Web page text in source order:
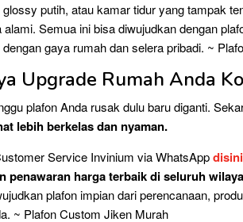
glossy putih, atau kamar tidur yang tampak
alami. Semua ini bisa diwujudkan dengan
gaya rumah dan selera pribadi. ~
Upgrade Rumah Anda
plafon Anda rusak dulu baru diganti.
lebih berkelas dan nyaman.
Service Invinium via WhatsAppdisini
penawaran harga terbaik di seluruh
plafon impian dari perencanaan,
~ Plafon Custom Jiken Murah